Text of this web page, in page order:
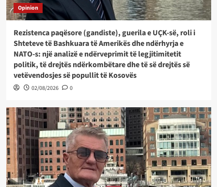
Opinion
Rezistenca paqësore (gandiste), guerila e UÇK-së, roli i
Shteteve të Bashkuara të Amerikës dhe ndërhyrja e
NATO-s: një analizë e ndërveprimit të legjitimitetit
politik, të drejtës ndërkombëtare dhe të së drejtës së
vetëvendosjes së popullit të Kosovës
02/08/2026 0